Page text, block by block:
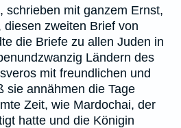
schrieben mit ganzem Ernst,
zweiten Brief von
die Briefe zu allen Juden in
Ländern des
mit freundlichen und
sie annähmen die Tage
Zeit, wie Mardochai, der
hatte und die Königin